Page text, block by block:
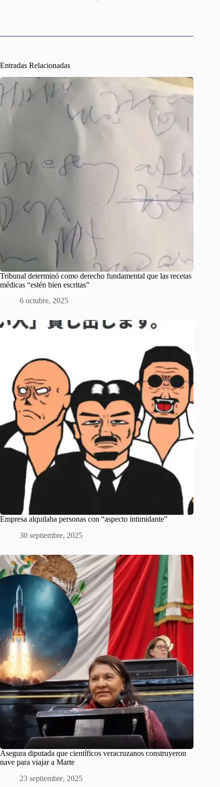
Entradas Relacionadas
Tribunal determinó como derecho fundamental que las recetas
médicas “estén bien escritas”
6 octubre, 2025
Empresa alquilaba personas con “aspecto intimidante”
30 septiembre, 2025
Asegura diputada que científicos veracruzanos construyeron
nave para viajar a Marte
23 septiembre, 2025